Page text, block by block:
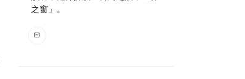
之窗」。